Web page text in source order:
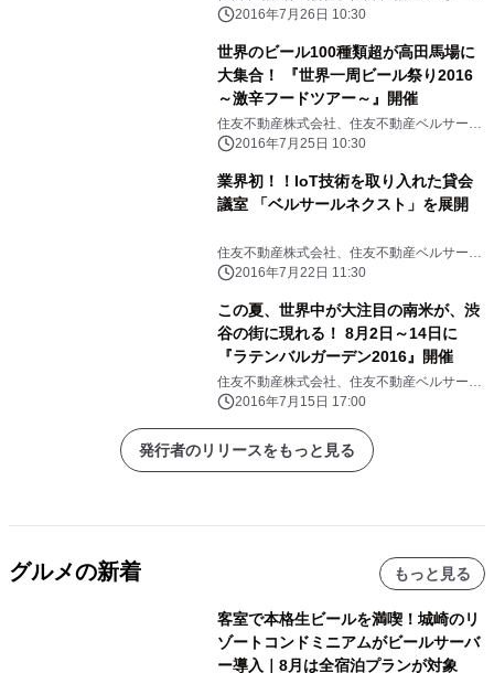
株式会社
2016年7月26日 10:30
世界のビール100種類超が高田馬場に
大集合！ 『世界一周ビール祭り2016
～激辛フードツアー～』開催
住友不動産株式会社、住友不動産ベルサール
株式会社
2016年7月25日 10:30
業界初！！IoT技術を取り入れた貸会
議室 「ベルサールネクスト」を展開
住友不動産株式会社、住友不動産ベルサール
株式会社
2016年7月22日 11:30
この夏、世界中が大注目の南米が、渋
谷の街に現れる！ 8月2日～14日に
『ラテンバルガーデン2016』開催
住友不動産株式会社、住友不動産ベルサール
株式会社
2016年7月15日 17:00
発行者のリリースをもっと見る
グルメの新着 もっと見る
客室で本格生ビールを満喫！城崎のリ
ゾートコンドミニアムがビールサーバ
ー導入｜8月は全宿泊プランが対象